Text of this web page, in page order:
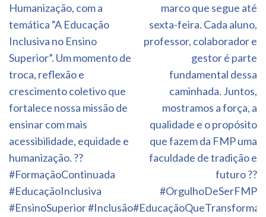
Humanização, com a
temática “A Educação
Inclusiva no Ensino
Superior”. Um momento de
troca, reflexão e
crescimento coletivo que
fortalece nossa missão de
ensinar com mais
acessibilidade, equidade e
humanização. ??
#FormaçãoContinuada
#EducaçãoInclusiva
#EnsinoSuperior #Inclusão
marco que segue até
sexta-feira. Cada aluno,
professor, colaborador e
gestor é parte
fundamental dessa
caminhada. Juntos,
mostramos a força, a
qualidade e o propósito
que fazem da FMP uma
faculdade de tradição e
futuro ??
#OrgulhoDeSerFMP
#EducaçãoQueTransforma